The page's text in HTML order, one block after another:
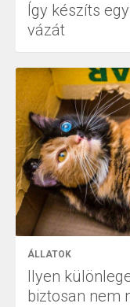
Így készíts
vázát
ÁLLATOK
Ilyen
biztosan nem